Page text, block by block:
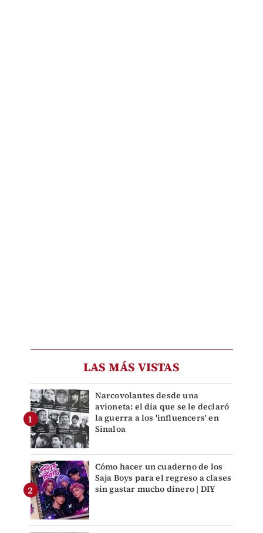
LAS MÁS VISTAS
Narcovolantes desde una
avioneta: el día que se le declaró
la guerra a los 'influencers' en
Sinaloa
Cómo hacer un cuaderno de los
Saja Boys para el regreso a clases
sin gastar mucho dinero | DIY